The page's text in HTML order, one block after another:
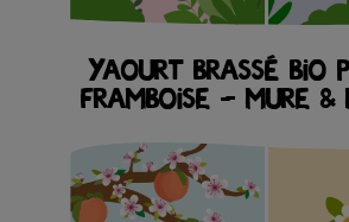
YAOURT BRASSÉ BIO
FRAMBOISE – MURE &